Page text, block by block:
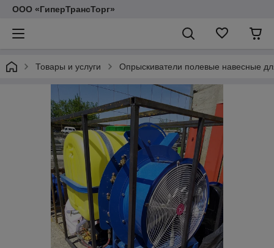
ООО «ГиперТрансТорг»
Товары и услуги Опрыскиватели полевые навесные